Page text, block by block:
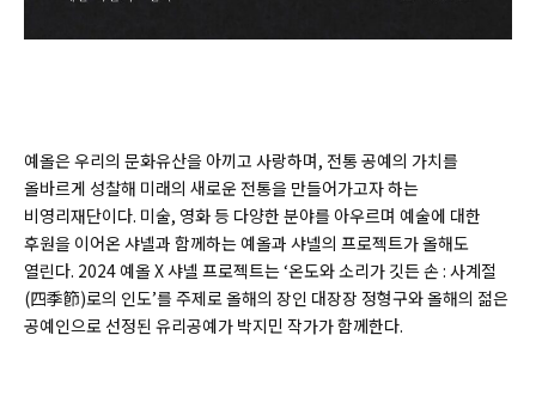
예올은 우리의 문화유산을 아끼고 사랑하며, 전통 공예의 가치를
올바르게 성찰해 미래의 새로운 전통을 만들어가고자 하는
비영리재단이다. 미술, 영화 등 다양한 분야를 아우르며 예술에 대한
후원을 이어온 샤넬과 함께하는 예올과 샤넬의 프로젝트가 올해도
열린다. 2024 예올 X 샤넬 프로젝트는 ‘온도와 소리가 깃든 손 : 사계절
(四季節)로의 인도’를 주제로 올해의 장인 대장장 정형구와 올해의 젊은
공예인으로 선정된 유리공예가 박지민 작가가 함께한다.